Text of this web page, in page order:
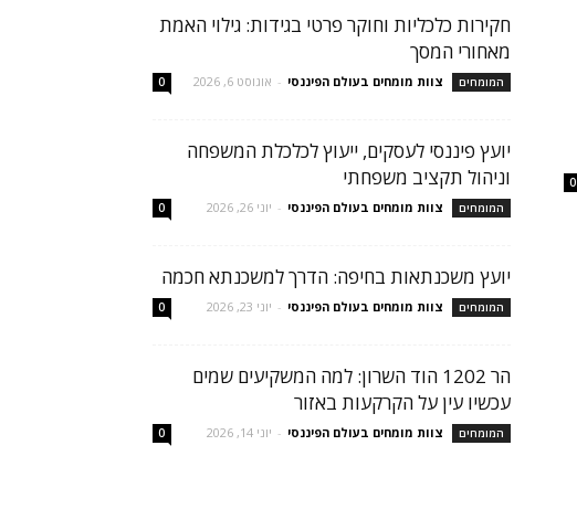
0
חקירות כלכליות וחוקר פרטי בגידות: גילוי האמת
מאחורי המסך
המומחים צוות מומחים בעולם הפיננסי - אוגוסט 6, 2026 0
יועץ פיננסי לעסקים, ייעוץ לכלכלת המשפחה
וניהול תקציב משפחתי
המומחים צוות מומחים בעולם הפיננסי - יוני 26, 2026 0
יועץ משכנתאות בחיפה: הדרך למשכנתא חכמה
המומחים צוות מומחים בעולם הפיננסי - יוני 23, 2026 0
הר 1202 הוד השרון: למה המשקיעים שמים
עכשיו עין על הקרקעות באזור
המומחים צוות מומחים בעולם הפיננסי - יוני 14, 2026 0